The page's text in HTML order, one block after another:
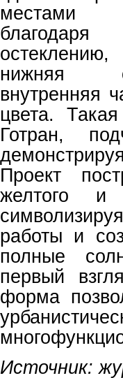
местами
нижняя
внутренняя
цвета.
Готран,
Проект
желтого и
работы и
полные
первый
форма
Источник: